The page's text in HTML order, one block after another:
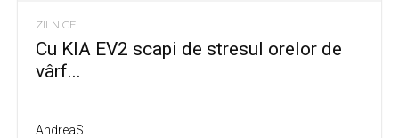
ZILNICE
Cu KIA EV2 scapi de stresul orelor de
vârf...
AndreaS